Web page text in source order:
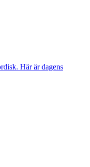
Här är dagens